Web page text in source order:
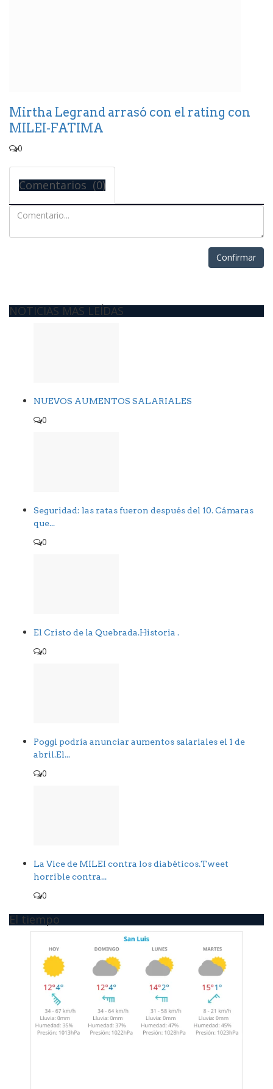
Mirtha Legrand arrasó con el rating con
MILEI-FATIMA
0
Comentarios (0)
Confirmar
NOTICIAS MAS LEÍDAS
NUEVOS AUMENTOS SALARIALES
0
Seguridad: las ratas fueron después del 10. Cámaras
que...
0
El Cristo de la Quebrada.Historia .
0
Poggi podría anunciar aumentos salariales el 1 de
abril.El...
0
La Vice de MILEI contra los diabéticos.Tweet
horrible contra...
0
El tiempo